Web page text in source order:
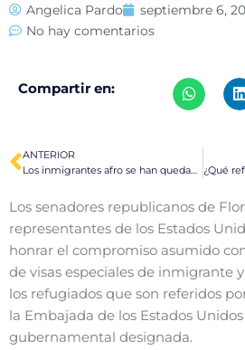
Angelica Pardo
septiembre 6,
No hay comentarios
Compartir en:
ANTERIOR
Los inmigrantes afro se han quedado fuera de las decisiones políticas durante demasiado tiempo
Los senadores republicanos de
representantes de los Estados
honrar el compromiso asumido
de visas especiales de inmigrante
los refugiados que son referidos
la Embajada de los Estados
gubernamental designada.